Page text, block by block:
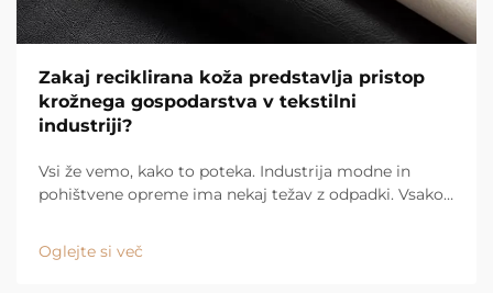
Zakaj reciklirana koža predstavlja pristop
krožnega gospodarstva v tekstilni
industriji?
Vsi že vemo, kako to poteka. Industrija modne in
pohištvene opreme ima nekaj težav z odpadki. Vsako
vzemi-izdelaj-zavrzi pa več ne deluje.
Oglejte si več